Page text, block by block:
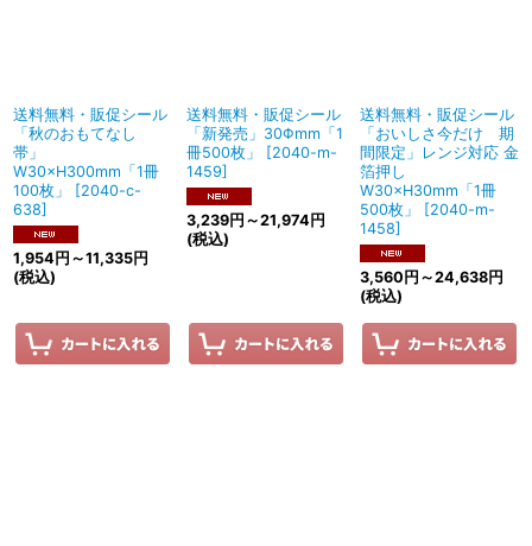
送料無料・販促シール
「秋のおもてなし
帯」
W30×H300mm「1冊
100枚」
[2040-c-
638]
1,954円 ～11,335円
(税込)
送料無料・販促シール
「新発売」30Φmm「1
冊500枚」
[2040-m-
1459]
3,239円 ～21,974円
(税込)
送料無料・販促シール
「おいしさ今だけ 期
間限定」レンジ対応 金
箔押し
W30×H30mm「1冊
500枚」
[2040-m-
1458]
3,560円 ～24,638円
(税込)